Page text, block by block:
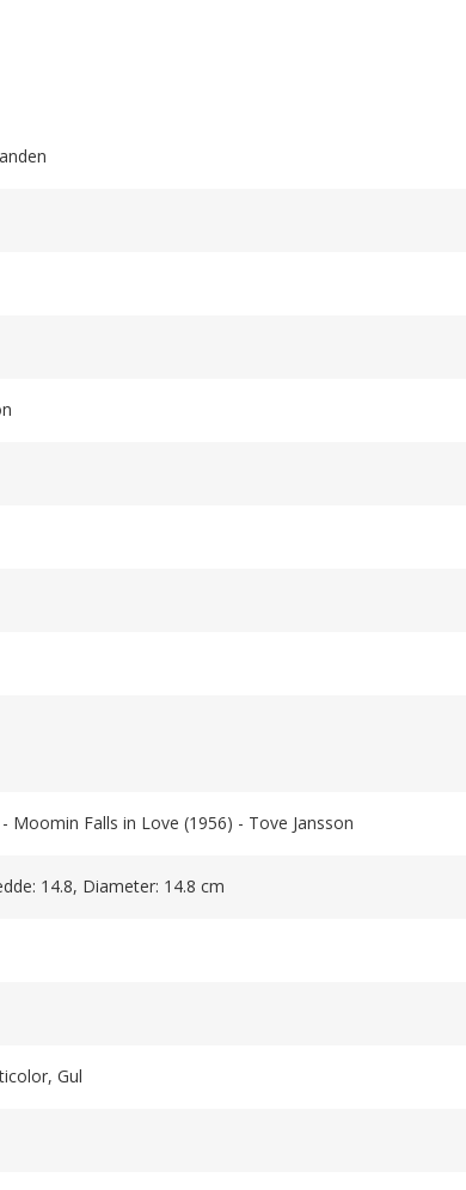
Moomin Falls in Love (1956) - Tove Jansson
14.8, Diameter: 14.8 cm
Gul